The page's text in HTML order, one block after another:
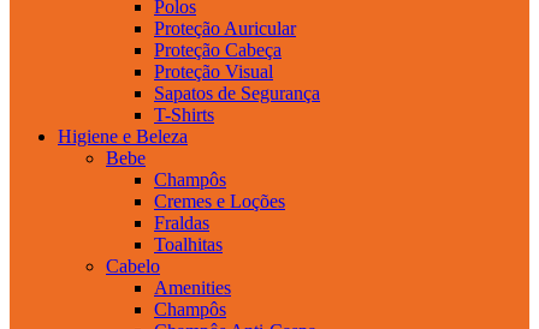
Polos
Proteção Auricular
Proteção Cabeça
Proteção Visual
Sapatos de Segurança
T-Shirts
Higiene e Beleza
Bebe
Champôs
Cremes e Loções
Fraldas
Toalhitas
Cabelo
Amenities
Champôs